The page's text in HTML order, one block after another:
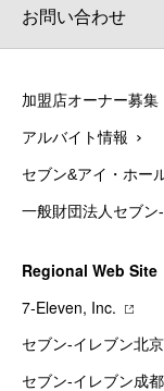
お問い合わせ
加盟店オーナー募集
アルバイト情報
セブン&アイ・ホー
一般財団法人セブン
Regional Web Site
7‐Eleven, Inc.
セブン‐イレブン北
セブン‐イレブン成都